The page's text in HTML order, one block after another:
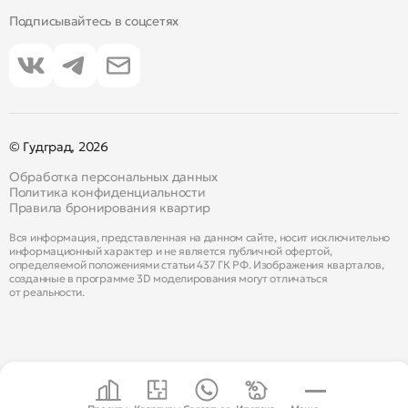
Подписывайтесь в соцсетях
© Гудград, 2026
Обработка персональных данных
Политика конфиденциальности
Правила бронирования квартир
Вся информация, представленная на данном сайте, носит исключительно
информационный характер и не является публичной офертой,
определяемой положениями статьи 437 ГК РФ. Изображения кварталов,
созданные в программе 3D моделирования могут отличаться
от реальности.